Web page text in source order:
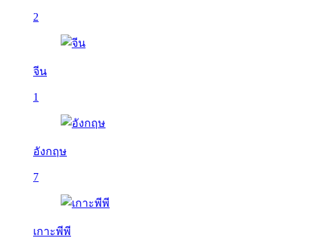
2
จีน
1
อังกฤษ
7
เกาะพีพี